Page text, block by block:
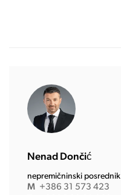
Nenad Dončić
nepremičninski posrednik
M +386 31 573 423